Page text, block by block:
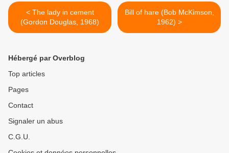
< The lady in cement
(Gordon Douglas, 1968)
Bill of hare (Bob McKimson,
1962) >
Hébergé par Overblog
Top articles
Pages
Contact
Signaler un abus
C.G.U.